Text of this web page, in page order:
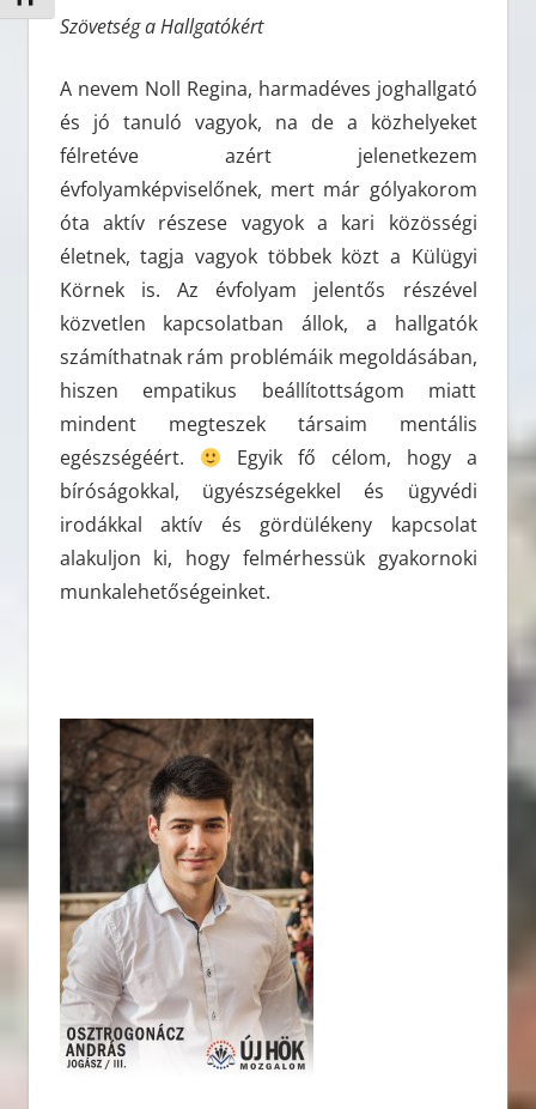
Szövetség a Hallgatókért
A nevem Noll Regina, harmadéves joghallgató
és jó tanuló vagyok, na de a közhelyeket
félretéve azért jelenetkezem
évfolyamképviselőnek, mert már gólyakorom
óta aktív részese vagyok a kari közösségi
életnek, tagja vagyok többek közt a Külügyi
Körnek is. Az évfolyam jelentős részével
közvetlen kapcsolatban állok, a hallgatók
számíthatnak rám problémáik megoldásában,
hiszen empatikus beállítottságom miatt
mindent megteszek társaim mentális
egészségéért.
Egyik fő célom, hogy a
bíróságokkal, ügyészségekkel és ügyvédi
irodákkal aktív és gördülékeny kapcsolat
alakuljon ki, hogy felmérhessük gyakornoki
munkalehetőségeinket.